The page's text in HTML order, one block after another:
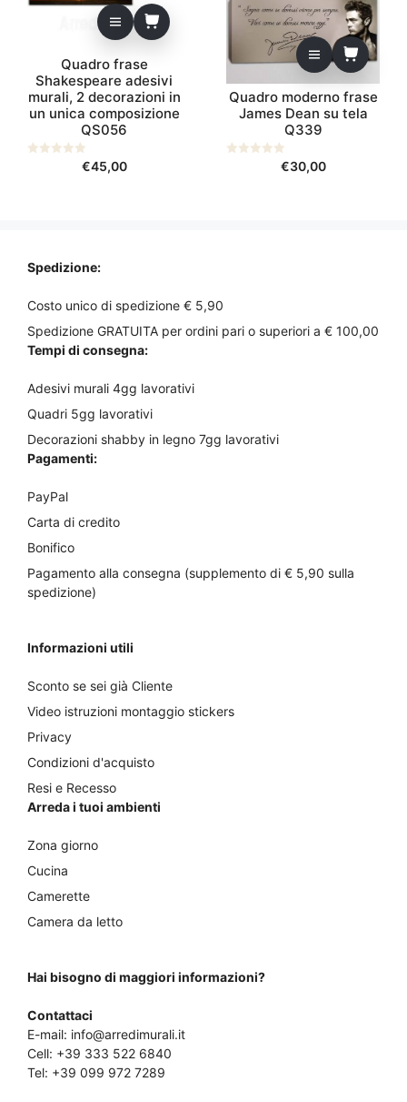
Quadro frase
Shakespeare adesivi
murali, 2 decorazioni in
un unica composizione
QS056
€45,00
Quadro moderno frase
James Dean su tela
Q339
€30,00
Spedizione:
Costo unico di spedizione € 5,90
Spedizione GRATUITA per ordini pari o superiori a € 100,00
Tempi di consegna:
Adesivi murali 4gg lavorativi
Quadri 5gg lavorativi
Decorazioni shabby in legno 7gg lavorativi
Pagamenti:
PayPal
Carta di credito
Bonifico
Pagamento alla consegna (supplemento di € 5,90 sulla
spedizione)
Informazioni utili
Sconto se sei già Cliente
Video istruzioni montaggio stickers
Privacy
Condizioni d'acquisto
Resi e Recesso
Arreda i tuoi ambienti
Zona giorno
Cucina
Camerette
Camera da letto
Hai bisogno di maggiori informazioni?
Contattaci
E-mail: info@arredimurali.it
Cell: +39 333 522 6840
Tel: +39 099 972 7289